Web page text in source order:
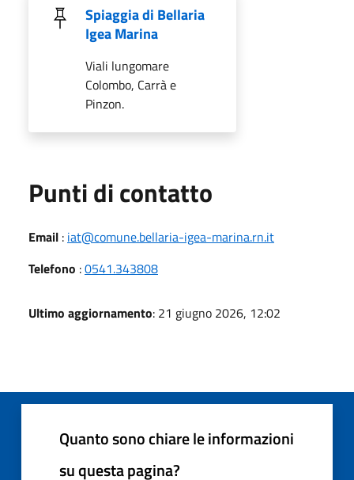
Spiaggia di Bellaria
Igea Marina
Viali lungomare
Colombo, Carrà e
Pinzon.
Punti di contatto
Email : iat@comune.bellaria-igea-marina.rn.it
Telefono :0541.343808
Ultimo aggiornamento: 21 giugno 2026, 12:02
Quanto sono chiare le informazioni
su questa pagina?